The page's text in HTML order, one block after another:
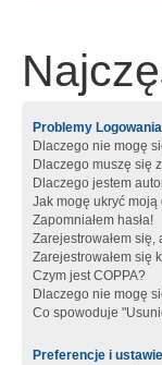
Problemy
Dlaczego nie mogę
Dlaczego muszę się
Dlaczego jestem
Jak mogę ukryć
Zapomniałem hasła!
Zarejestrowałem
Zarejestrowałem się
Czym jest COPPA?
Dlaczego nie mogę
Co spowoduje
Preferencje i